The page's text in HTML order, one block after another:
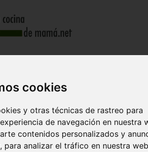
cookies
y otras técnicas de rastreo para
de navegación en nuestra
contenidos personalizados y
para analizar el tráfico en nuestra